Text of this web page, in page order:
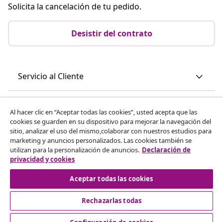
Solicita la cancelación de tu pedido.
Desistir del contrato
Servicio al Cliente
vidaXL
Descubre mas
Al hacer clic en “Aceptar todas las cookies”, usted acepta que las
cookies se guarden en su dispositivo para mejorar la navegación del
sitio, analizar el uso del mismo,colaborar con nuestros estudios para
marketing y anuncios personalizados. Las cookies también se
utilizan para la personalización de anuncios. Declaración de
privacidad y cookies
Aceptar todas las cookies
Rechazarlas todas